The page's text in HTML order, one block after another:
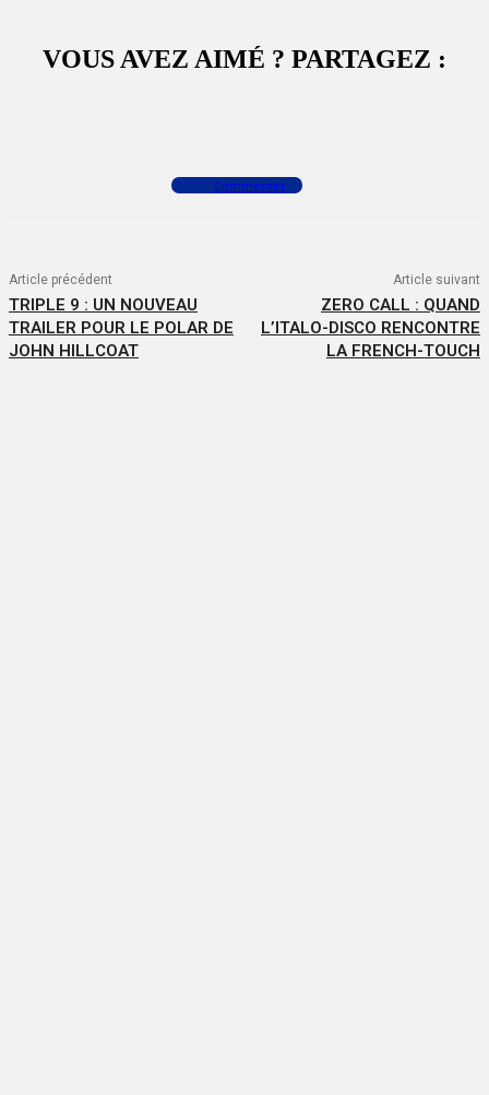
VOUS AVEZ AIMÉ ? PARTAGEZ :
Commenter
Article précédent
TRIPLE 9 : UN NOUVEAU
TRAILER POUR LE POLAR DE
JOHN HILLCOAT
Article suivant
ZERO CALL : QUAND
L’ITALO-DISCO RENCONTRE
LA FRENCH-TOUCH